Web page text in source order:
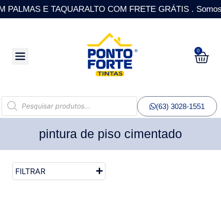
PALMAS E TAQUARALTO COM FRETE GRÁTIS .
0
(63) 3028-1551
pintura de piso cimentado
FILTRAR